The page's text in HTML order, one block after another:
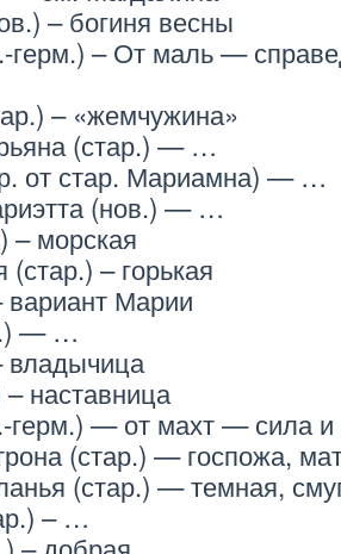
– богиня весны
герм.) – От маль —
– «жемчужина»
(стар.) — …
от стар. Мариамна) — …
(нов.) — …
– морская
– горькая
Марии
— …
владычица
наставница
герм.) — от махт — сила
(стар.) — госпожа,
(стар.) — темная,
– …